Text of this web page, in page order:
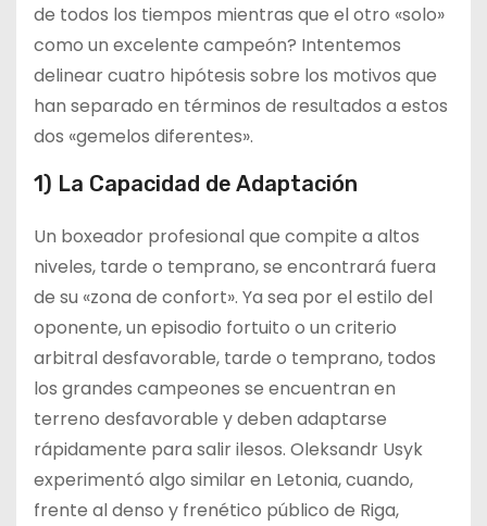
de todos los tiempos mientras que el otro «solo»
como un excelente campeón? Intentemos
delinear cuatro hipótesis sobre los motivos que
han separado en términos de resultados a estos
dos «gemelos diferentes».
1) La Capacidad de Adaptación
Un boxeador profesional que compite a altos
niveles, tarde o temprano, se encontrará fuera
de su «zona de confort». Ya sea por el estilo del
oponente, un episodio fortuito o un criterio
arbitral desfavorable, tarde o temprano, todos
los grandes campeones se encuentran en
terreno desfavorable y deben adaptarse
rápidamente para salir ilesos. Oleksandr Usyk
experimentó algo similar en Letonia, cuando,
frente al denso y frenético público de Riga,